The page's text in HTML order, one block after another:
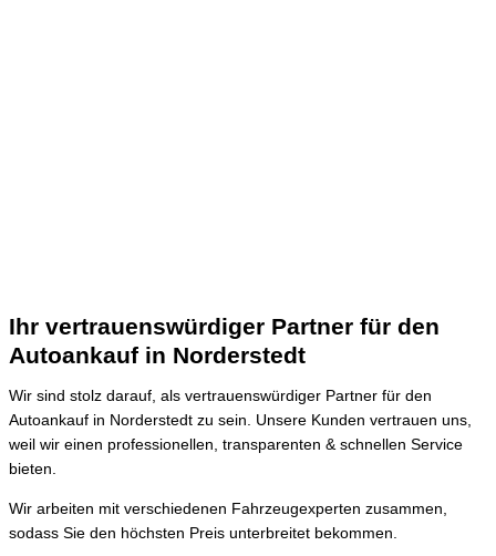
Ihr vertrauenswürdiger Partner für den
Autoankauf in Norderstedt
Wir sind stolz darauf, als vertrauenswürdiger Partner für den
Autoankauf in Norderstedt zu sein. Unsere Kunden vertrauen uns,
weil wir einen professionellen, transparenten & schnellen Service
bieten.
Wir arbeiten mit verschiedenen Fahrzeugexperten zusammen,
sodass Sie den höchsten Preis unterbreitet bekommen.